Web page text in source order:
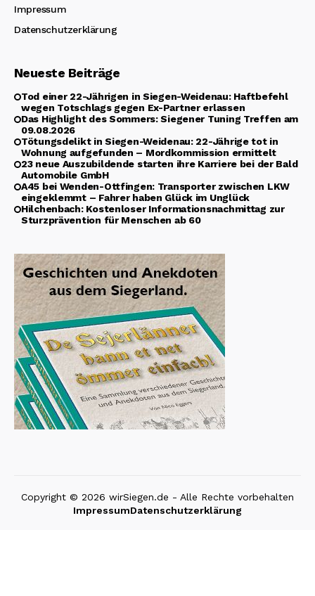
Impressum
Datenschutzerklärung
Neueste Beiträge
Tod einer 22-Jährigen in Siegen-Weidenau: Haftbefehl
wegen Totschlags gegen Ex-Partner erlassen
Das Highlight des Sommers: Siegener Tuning Treffen am
09.08.2026
Tötungsdelikt in Siegen-Weidenau: 22-Jährige tot in
Wohnung aufgefunden – Mordkommission ermittelt
23 neue Auszubildende starten ihre Karriere bei der Bald
Automobile GmbH
A45 bei Wenden-Ottfingen: Transporter zwischen LKW
eingeklemmt – Fahrer haben Glück im Unglück
Hilchenbach: Kostenloser Informationsnachmittag zur
Sturzprävention für Menschen ab 60
Copyright © 2026 wirSiegen.de - Alle Rechte vorbehalten
ImpressumDatenschutzerklärung